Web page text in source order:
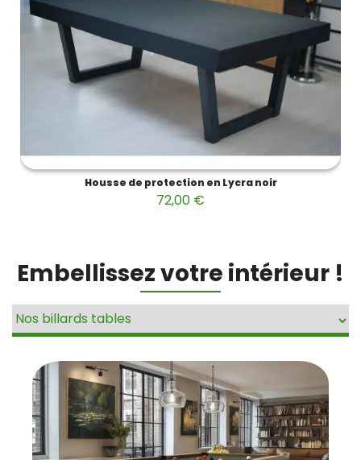
Housse de protection en Lycra noir
72,00 €
Embellissez votre intérieur !